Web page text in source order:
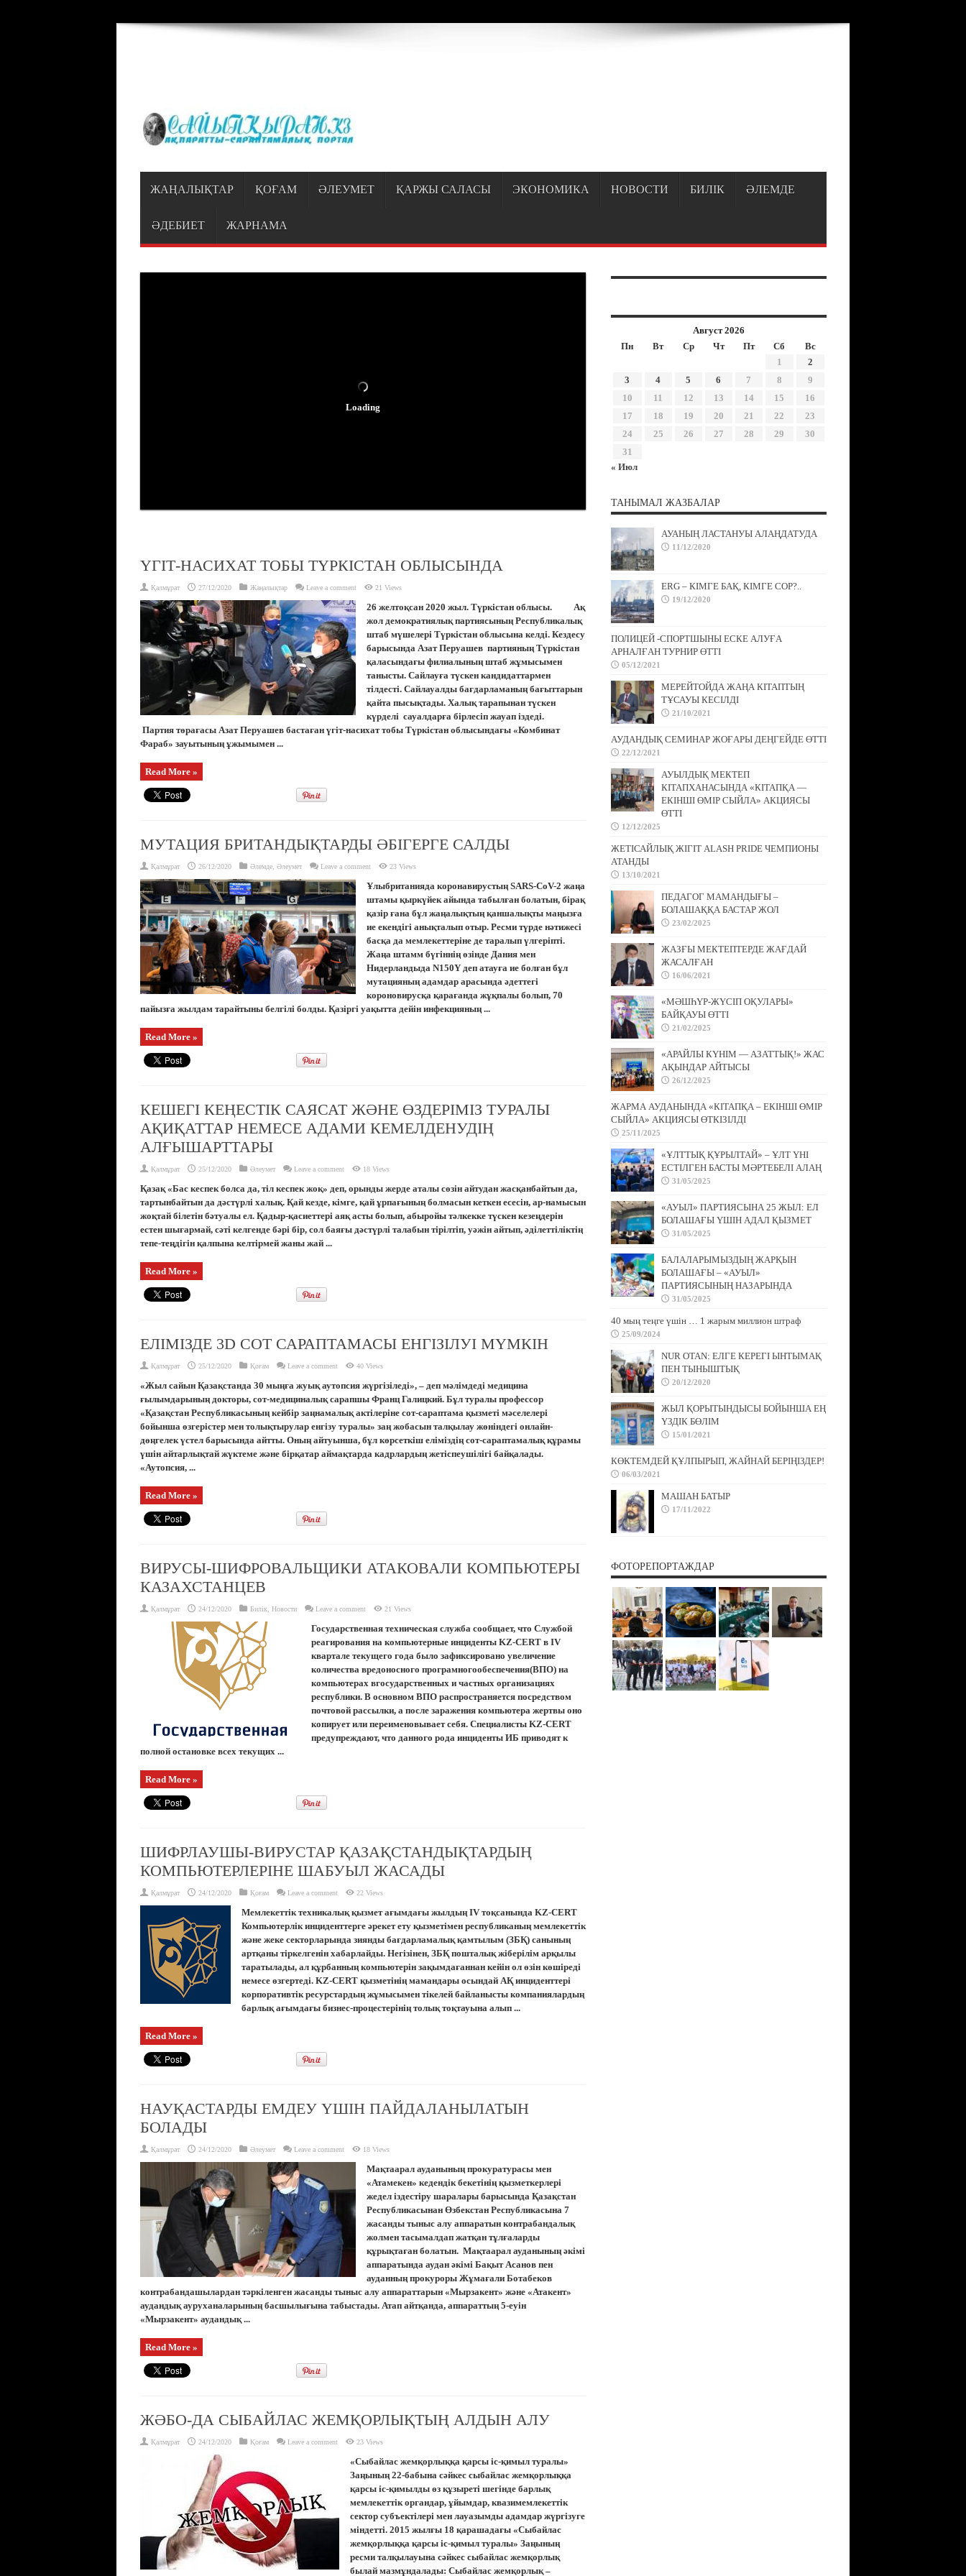
ЖАҢАЛЫҚТАР ҚОҒАМ ӘЛЕУМЕТ ҚАРЖЫ САЛАСЫ ЭКОНОМИКА НОВОСТИ БИЛІК ӘЛЕМДЕ
ӘДЕБИЕТ ЖАРНАМА
Loading
ҮГІТ-НАСИХАТ ТОБЫ ТҮРКІСТАН ОБЛЫСЫНДА
Қалмұрат 27/12/2020 Жаңалықтар Leave a comment 21 Views
26 желтоқсан 2020 жыл. Түркістан облысы. Ақ
жол демократиялық партиясының Республикалық
штаб мүшелері Түркістан облысына келді. Кездесу
барысында Азат Перуашев партияның Түркістан
қаласындағы филиалының штаб жұмысымен
танысты. Сайлауға түскен кандидаттармен
тілдесті. Сайлауалды бағдарламаның бағыттарын
қайта пысықтады. Халық тарапынан түскен
күрделі сауалдарға бірлесіп жауап іздеді.
Партия төрағасы Азат Перуашев бастаған үгіт-насихат тобы Түркістан облысындағы «Комбинат
Фараб» зауытының ұжымымен ...
Read More »
МУТАЦИЯ БРИТАНДЫҚТАРДЫ ӘБІГЕРГЕ САЛДЫ
Қалмұрат 26/12/2020 Әлемде, Әлеумет Leave a comment 23 Views
Ұлыбританияда коронавирустың SARS-CoV-2 жаңа
штамы қыркүйек айында табылған болатын, бірақ
қазір ғана бұл жаңалықтың қаншалықты маңызға
ие екендігі анықталып отыр. Ресми түрде нәтижесі
басқа да мемлекеттеріне де таралып үлгеріпті.
Жаңа штамм бүгіннің өзінде Дания мен
Нидерландыда N150Y деп атауға ие болған бұл
мутацияның адамдар арасында әдеттегі
короновирусқа қарағанда жұқпалы болып, 70
пайызға жылдам тарайтыны белгілі болды. Қазіргі уақытта дейін инфекцияның ...
Read More »
КЕШЕГІ КЕҢЕСТІК САЯСАТ ЖӘНЕ ӨЗДЕРІМІЗ ТУРАЛЫ
АҚИҚАТТАР НЕМЕСЕ АДАМИ КЕМЕЛДЕНУДІҢ
АЛҒЫШАРТТАРЫ
Қалмұрат 25/12/2020 Әлеумет Leave a comment 18 Views
Қазақ «Бас кеспек болса да, тіл кеспек жоқ» деп, орынды жерде аталы сөзін айтудан жасқанбайтын да,
тартынбайтын да дәстүрлі халық. Қай кезде, кімге, қай ұрпағының болмасын кеткен есесін, ар-намысын
жоқтай білетін бәтуалы ел. Қадыр-қасиеттері аяқ асты болып, абыройы тәлкекке түскен кезеңдерін
естен шығармай, сәті келгенде бәрі бір, сол баяғы дәстүрлі талабын тірілтіп, уәжін айтып, әділеттіліктің
тепе-теңдігін қалпына келтірмей жаны жай ...
Read More »
ЕЛІМІЗДЕ 3D СОТ САРАПТАМАСЫ ЕНГІЗІЛУІ МҮМКІН
Қалмұрат 25/12/2020 Қоғам Leave a comment 40 Views
«Жыл сайын Қазақстанда 30 мыңға жуық аутопсия жүргізіледі», – деп мәлімдеді медицина
ғылымдарының докторы, сот-медициналық сарапшы Франц Галицкий. Бұл туралы профессор
«Қазақстан Республикасының кейбір заңнамалық актілеріне сот-сараптама қызметі мәселелері
бойынша өзгерістер мен толықтырулар енгізу туралы» заң жобасын талқылау жөніндегі онлайн-
дөңгелек үстел барысында айтты. Оның айтуынша, бұл көрсеткіш еліміздің сот-сараптамалық құрамы
үшін айтарлықтай жүктеме және бірқатар аймақтарда кадрлардың жетіспеушілігі байқалады.
«Аутопсия, ...
Read More »
ВИРУСЫ-ШИФРОВАЛЬЩИКИ АТАКОВАЛИ КОМПЬЮТЕРЫ
КАЗАХСТАНЦЕВ
Қалмұрат 24/12/2020 Билік Новости Leave a comment 21 Views
Государственная техническая служба сообщает, что Службой
реагирования на компьютерные инциденты KZ-CERT в IV
квартале текущего года было зафиксировано увеличение
количества вредоносного програмногообеспечения(ВПО) на
компьютерах вгосударственных и частных организациях
республики. В основном ВПО распространяется посредством
почтовой рассылки, а после заражения компьютера жертвы оно
копирует или переименовывает себя. Специалисты KZ-CERT
предупреждают, что данного рода инциденты ИБ приводят к
полной остановке всех текущих ...
Read More »
ШИФРЛАУШЫ-ВИРУСТАР ҚАЗАҚСТАНДЫҚТАРДЫҢ
КОМПЬЮТЕРЛЕРІНЕ ШАБУЫЛ ЖАСАДЫ
Қалмұрат 24/12/2020 Қоғам Leave a comment 22 Views
Мемлекеттік техникалық қызмет ағымдағы жылдың IV тоқсанында KZ-CERT
Компьютерлік инциденттерге әрекет ету қызметімен республиканың мемлекеттік
және жеке секторларында зиянды бағдарламалық қамтылым (ЗБҚ) санының
артқаны тіркелгенін хабарлайды. Негізінен, ЗБҚ пошталық жіберілім арқылы
таратылады, ал құрбанның компьютерін зақымдағаннан кейін ол өзін көшіреді
немесе өзгертеді. KZ-CERT қызметінің мамандары осындай АҚ инциденттері
корпоративтік ресурстардың жұмысымен тікелей байланысты компаниялардың
барлық ағымдағы бизнес-процестерінің толық тоқтауына алып ...
Read More »
НАУҚАСТАРДЫ ЕМДЕУ ҮШІН ПАЙДАЛАНЫЛАТЫН
БОЛАДЫ
Қалмұрат 24/12/2020 Әлеумет Leave a comment 18 Views
Мақтаарал ауданының прокуратурасы мен
«Атамекен» кедендік бекетінің қызметкерлері
жедел іздестіру шаралары барысында Қазақстан
Республикасынан Өзбекстан Республикасына 7
жасанды тыныс алу аппаратын контрабандалық
жолмен тасымалдап жатқан тұлғаларды
құрықтаған болатын. Мақтаарал ауданының әкімі
аппаратында аудан әкімі Бақыт Асанов пен
ауданның прокуроры Жұмағали Ботабеков
контрабандашылардан тәркіленген жасанды тыныс алу аппараттарын «Мырзакент» және «Атакент»
аудандық ауруханаларының басшылығына табыстады. Атап айтқанда, аппараттың 5-еуін
«Мырзакент» аудандық ...
Read More »
ЖӘБО-ДА СЫБАЙЛАС ЖЕМҚОРЛЫҚТЫҢ АЛДЫН АЛУ
Қалмұрат 24/12/2020 Қоғам Leave a comment 23 Views
«Сыбайлас жемқорлыққа қарсы іс-қимыл туралы»
Заңының 22-бабына сәйкес сыбайлас жемқорлыққа
қарсы іс-қимылды өз құзыреті шегінде барлық
мемлекеттік органдар, ұйымдар, квазимемлекеттік
сектор субъектілері мен лауазымды адамдар жүргізуге
міндетті. 2015 жылғы 18 қарашадағы «Сыбайлас
жемқорлыққа қарсы іс-қимыл туралы» Заңының
ресми талқылауына сәйкес сыбайлас жемқорлық
былай мазмұндалады: Сыбайлас жемқорлық –
Август 2026
Пн
Вт Ср Чт Пт Сб
Вс
1
2
3
4 5 6 7 8
9
10
11 12 13 14 15
16
17
18 19 20 21 22
23
24
25 26 27 28 29
30
31
« Июл
ТАНЫМАЛ ЖАЗБАЛАР
АУАНЫҢ ЛАСТАНУЫ АЛАҢДАТУДА
11/12/2020
ERG – КІМГЕ БАҚ, КІМГЕ СОР?..
19/12/2020
ПОЛИЦЕЙ -СПОРТШЫНЫ ЕСКЕ АЛУҒА
АРНАЛҒАН ТУРНИР ӨТТІ
05/12/2021
МЕРЕЙТОЙДА ЖАҢА КІТАПТЫҢ
ТҰСАУЫ КЕСІЛДІ
21/10/2021
АУДАНДЫҚ СЕМИНАР ЖОҒАРЫ ДЕҢГЕЙДЕ ӨТТІ
22/12/2021
АУЫЛДЫҚ МЕКТЕП
КІТАПХАНАСЫНДА «КІТАПҚА —
ЕКІНШІ ӨМІР СЫЙЛА» АКЦИЯСЫ
ӨТТІ
12/12/2025
ЖЕТІСАЙЛЫҚ ЖІГІТ ALASH PRIDE ЧЕМПИОНЫ
АТАНДЫ
13/10/2021
ПЕДАГОГ МАМАНДЫҒЫ –
БОЛАШАҚҚА БАСТАР ЖОЛ
23/02/2025
ЖАЗҒЫ МЕКТЕПТЕРДЕ ЖАҒДАЙ
ЖАСАЛҒАН
16/06/2021
«МӘШҺҮР-ЖҮСІП ОҚУЛАРЫ»
БАЙҚАУЫ ӨТТІ
21/02/2025
«АРАЙЛЫ КҮНІМ — АЗАТТЫҚ!» ЖАС
АҚЫНДАР АЙТЫСЫ
26/12/2025
ЖАРМА АУДАНЫНДА «КІТАПҚА – ЕКІНШІ ӨМІР
СЫЙЛА» АКЦИЯСЫ ӨТКІЗІЛДІ
25/11/2025
«ҰЛТТЫҚ ҚҰРЫЛТАЙ» – ҰЛТ ҮНІ
ЕСТІЛГЕН БАСТЫ МӘРТЕБЕЛІ АЛАҢ
31/05/2025
«АУЫЛ» ПАРТИЯСЫНА 25 ЖЫЛ: ЕЛ
БОЛАШАҒЫ ҮШІН АДАЛ ҚЫЗМЕТ
31/05/2025
БАЛАЛАРЫМЫЗДЫҢ ЖАРҚЫН
БОЛАШАҒЫ – «АУЫЛ»
ПАРТИЯСЫНЫҢ НАЗАРЫНДА
31/05/2025
40 мың теңге үшін … 1 жарым миллион штраф
25/09/2024
NUR OTAN: ЕЛГЕ КЕРЕГІ ЫНТЫМАҚ
ПЕН ТЫНЫШТЫҚ
20/12/2020
ЖЫЛ ҚОРЫТЫНДЫСЫ БОЙЫНША ЕҢ
ҮЗДІК БӨЛІМ
15/01/2021
КӨКТЕМДЕЙ ҚҰЛПЫРЫП, ЖАЙНАЙ БЕРІҢІЗДЕР!
06/03/2021
МАШАН БАТЫР
17/11/2022
ФОТОРЕПОРТАЖДАР